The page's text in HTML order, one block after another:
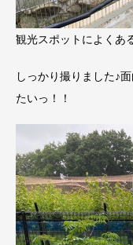
観光スポットによくあ
しっかり撮りました♪
たいっ！！